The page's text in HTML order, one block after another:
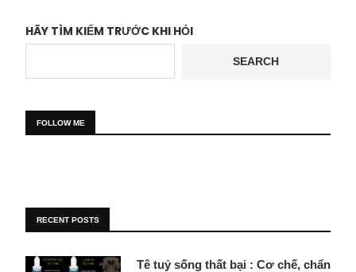
HÃY TÌM KIẾM TRƯỚC KHI HỎI
SEARCH
FOLLOW ME
RECENT POSTS
Tê tuỷ sống thất bại : Cơ chế, chẩn